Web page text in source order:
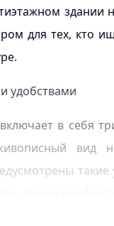
здании
для тех, кто
удобствами
в себя